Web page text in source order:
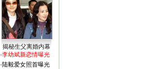
揭秘生父离婚内幕
·李幼斌新恋情曝光
·陆毅爱女照首曝光